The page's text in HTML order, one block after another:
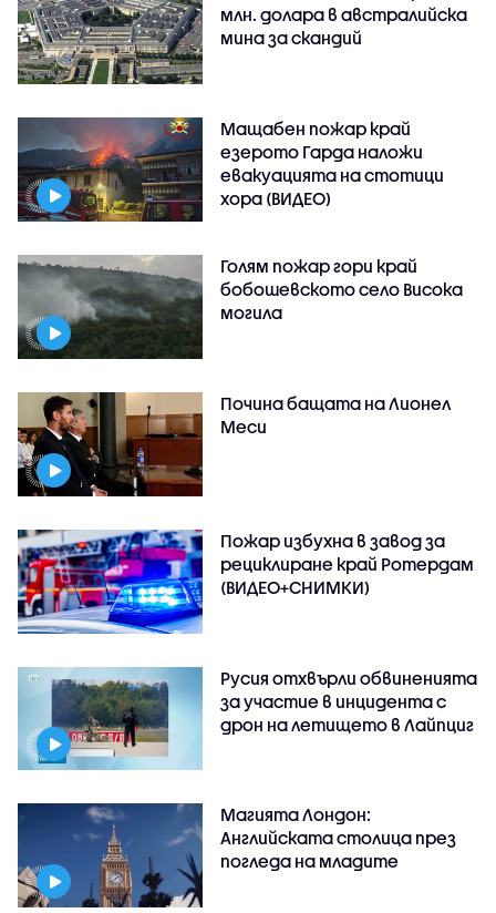
млн. долара в австралийска
мина за скандий
Мащабен пожар край
езерото Гарда наложи
евакуацията на стотици
хора (ВИДЕО)
Голям пожар гори край
бобошевското село Висока
могила
Почина бащата на Лионел
Меси
Пожар избухна в завод за
рециклиране край Ротердам
(ВИДЕО+СНИМКИ)
Русия отхвърли обвиненията
за участие в инцидента с
дрон на летището в Лайпциг
Магията Лондон:
Английската столица през
погледа на младите